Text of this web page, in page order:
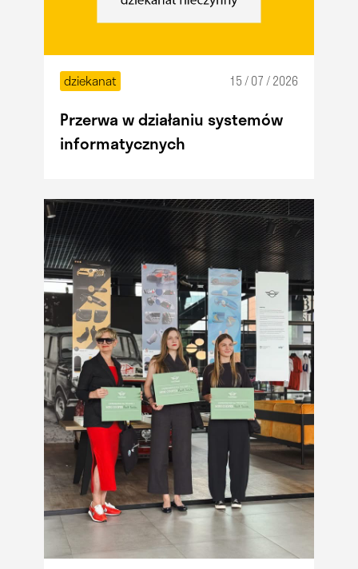
dziekanat 15 / 07 / 2026
Przerwa w działaniu systemów
informatycznych